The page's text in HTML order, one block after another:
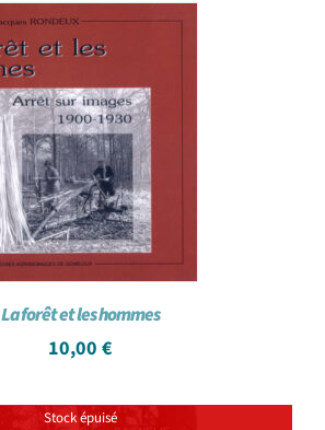
La forêt et les hommes
10,00 €
Stock épuisé